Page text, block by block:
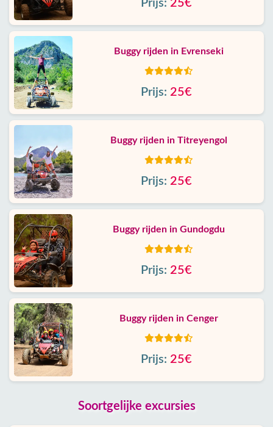
Prijs: 25€
Buggy rijden in Evrenseki
Prijs: 25€
Buggy rijden in Titreyengol
Prijs: 25€
Buggy rijden in Gundogdu
Prijs: 25€
Buggy rijden in Cenger
Prijs: 25€
Soortgelijke excursies